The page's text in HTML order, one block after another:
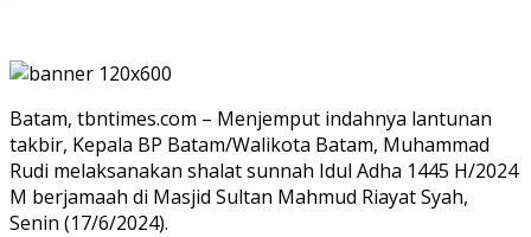
Batam, tbntimes.com – ⁠Menjemput indahnya lantunan
takbir, Kepala BP Batam/Walikota Batam, Muhammad
Rudi melaksanakan shalat sunnah Idul Adha 1445 H/2024
M berjamaah di Masjid Sultan Mahmud Riayat Syah,
Senin (17/6/2024).